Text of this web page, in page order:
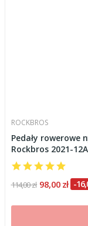
ROCKBROS
Pedały rowerowe
Rockbros 2021-
114,00 zł 98,00 zł -